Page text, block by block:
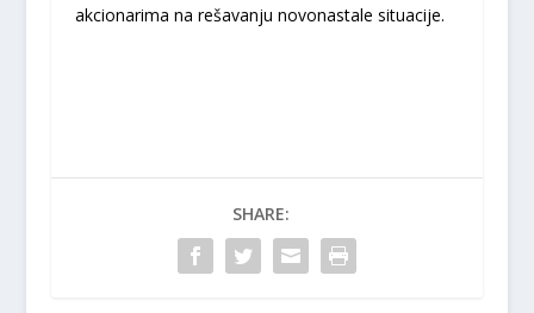
akcionarima na rešavanju novonastale situacije.
SHARE: